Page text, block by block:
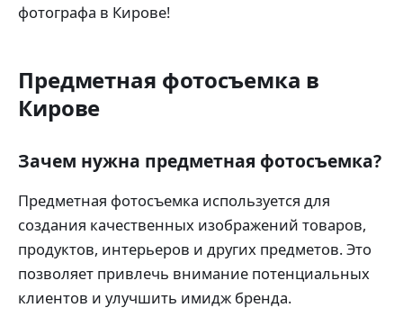
фотографа в Кирове!
Предметная фотосъемка в
Кирове
Зачем нужна предметная фотосъемка?
Предметная фотосъемка используется для
создания качественных изображений товаров,
продуктов, интерьеров и других предметов. Это
позволяет привлечь внимание потенциальных
клиентов и улучшить имидж бренда.